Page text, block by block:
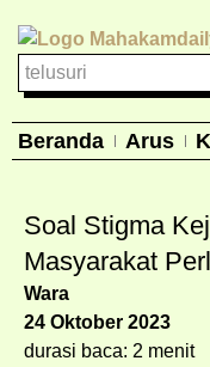
Beranda Arus
Soal Stigma
Masyarakat
Wara
24 Oktober 2023
durasi baca: 2 menit